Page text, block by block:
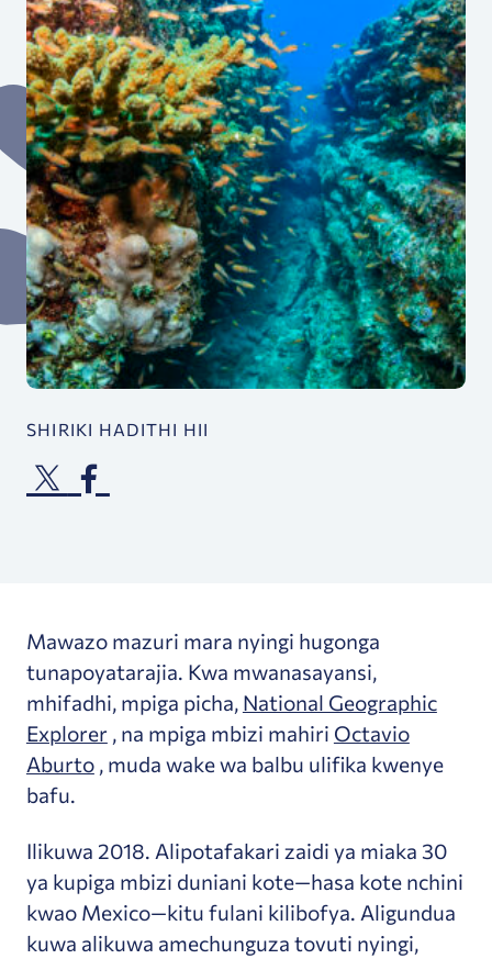
SHIRIKI HADITHI HII
Mawazo mazuri mara nyingi hugonga
tunapoyatarajia. Kwa mwanasayansi,
mhifadhi, mpiga picha, National Geographic
Explorer , na mpiga mbizi mahiri Octavio
Aburto , muda wake wa balbu ulifika kwenye
bafu.
Ilikuwa 2018. Alipotafakari zaidi ya miaka 30
ya kupiga mbizi duniani kote—hasa kote nchini
kwao Mexico—kitu fulani kilibofya. Aligundua
kuwa alikuwa amechunguza tovuti nyingi,